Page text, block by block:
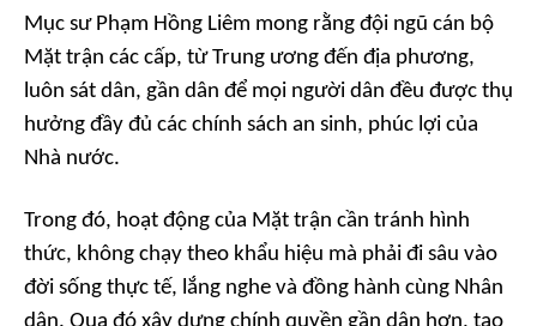
Mục sư Phạm Hồng Liêm mong rằng đội ngũ cán bộ
Mặt trận các cấp, từ Trung ương đến địa phương,
luôn sát dân, gần dân để mọi người dân đều được thụ
hưởng đầy đủ các chính sách an sinh, phúc lợi của
Nhà nước.
Trong đó, hoạt động của Mặt trận cần tránh hình
thức, không chạy theo khẩu hiệu mà phải đi sâu vào
đời sống thực tế, lắng nghe và đồng hành cùng Nhân